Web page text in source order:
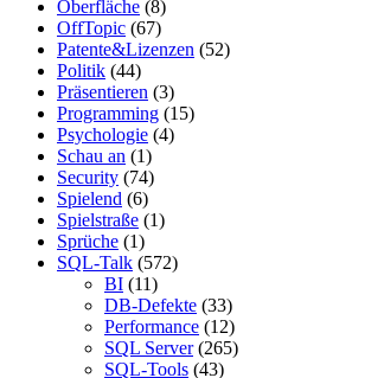
Oberfläche (8)
OffTopic (67)
Patente&Lizenzen (52)
Politik (44)
Präsentieren (3)
Programming (15)
Psychologie (4)
Schau an (1)
Security (74)
Spielend (6)
Spielstraße (1)
Sprüche (1)
SQL-Talk (572)
BI (11)
DB-Defekte (33)
Performance (12)
SQL Server(265)
SQL-Tools (43)